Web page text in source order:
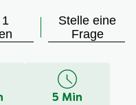
Stelle eine
Frage
5 Min